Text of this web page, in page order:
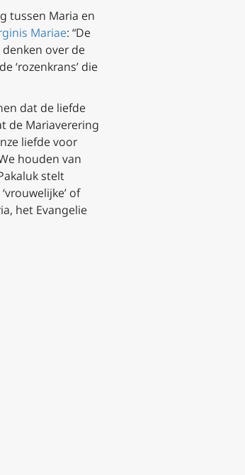
tussen Maria en
Mariae: “De
over de
‘rozenkrans’ die
dat de liefde
de Mariaverering
liefde voor
houden van
stelt
of
het Evangelie